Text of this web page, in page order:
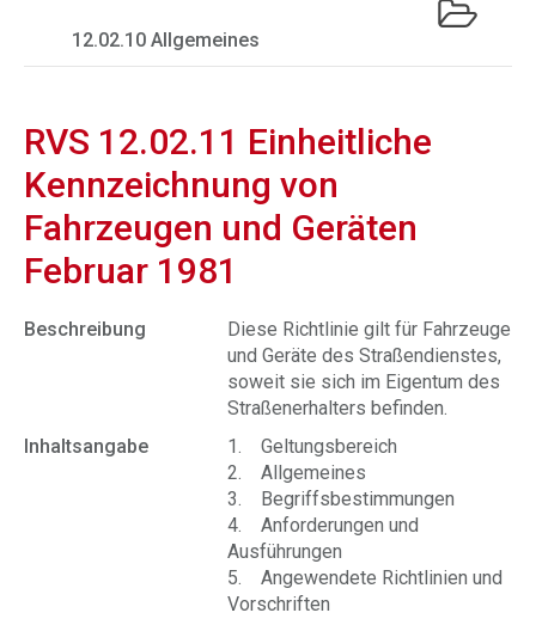
12.02.10 Allgemeines
RVS 12.02.11 Einheitliche
Kennzeichnung von
Fahrzeugen und Geräten
Februar 1981
Beschreibung
Diese Richtlinie gilt für Fahrzeuge
und Geräte des Straßendienstes,
soweit sie sich im Eigentum des
Straßenerhalters befinden.
Inhaltsangabe
1. Geltungsbereich
2. Allgemeines
3. Begriffsbestimmungen
4. Anforderungen und
Ausführungen
5. Angewendete Richtlinien und
Vorschriften